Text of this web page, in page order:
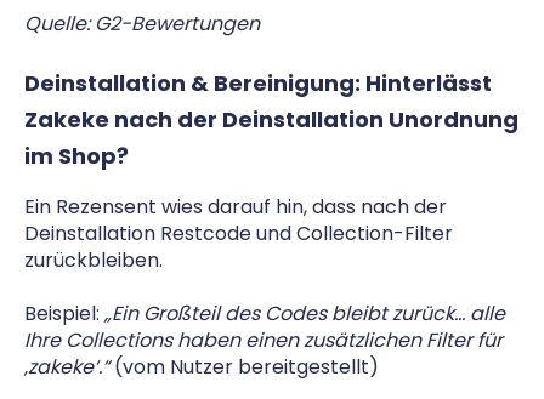
Quelle: G2-Bewertungen
Deinstallation & Bereinigung: Hinterlässt
Zakeke nach der Deinstallation Unordnung
im Shop?
Ein Rezensent wies darauf hin, dass nach der
Deinstallation Restcode und Collection-Filter
zurückbleiben.
Beispiel: „Ein Großteil des Codes bleibt zurück… alle
Ihre Collections haben einen zusätzlichen Filter für
‚zakeke‘.“(vom Nutzer bereitgestellt)